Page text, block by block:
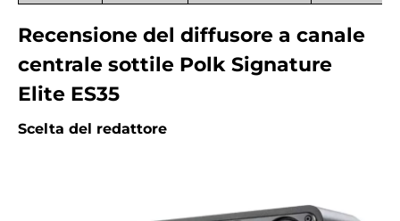
Recensione del diffusore a canale
centrale sottile Polk Signature
Elite ES35
Scelta del redattore